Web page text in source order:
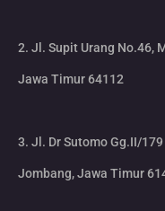
2. Jl. Supit Urang No.46,
Jawa Timur 64112
3. Jl. Dr Sutomo Gg.II/
Jombang, Jawa Timur